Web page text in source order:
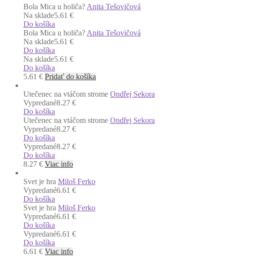
Bola Mica u holiča? Anita Tešovičová
Na sklade5.61 €
Do košíka
Bola Mica u holiča? Anita Tešovičová
Na sklade5.61 €
Do košíka
Na sklade5.61 €
Do košíka
5.61 € Pridať do košíka
Utečenec na vtáčom strome Ondřej Sekora
Vypredané8.27 €
Do košíka
Utečenec na vtáčom strome Ondřej Sekora
Vypredané8.27 €
Do košíka
Vypredané8.27 €
Do košíka
8.27 € Viac info
Svet je hra Miloš Ferko
Vypredané6.61 €
Do košíka
Svet je hra Miloš Ferko
Vypredané6.61 €
Do košíka
Vypredané6.61 €
Do košíka
6.61 € Viac info